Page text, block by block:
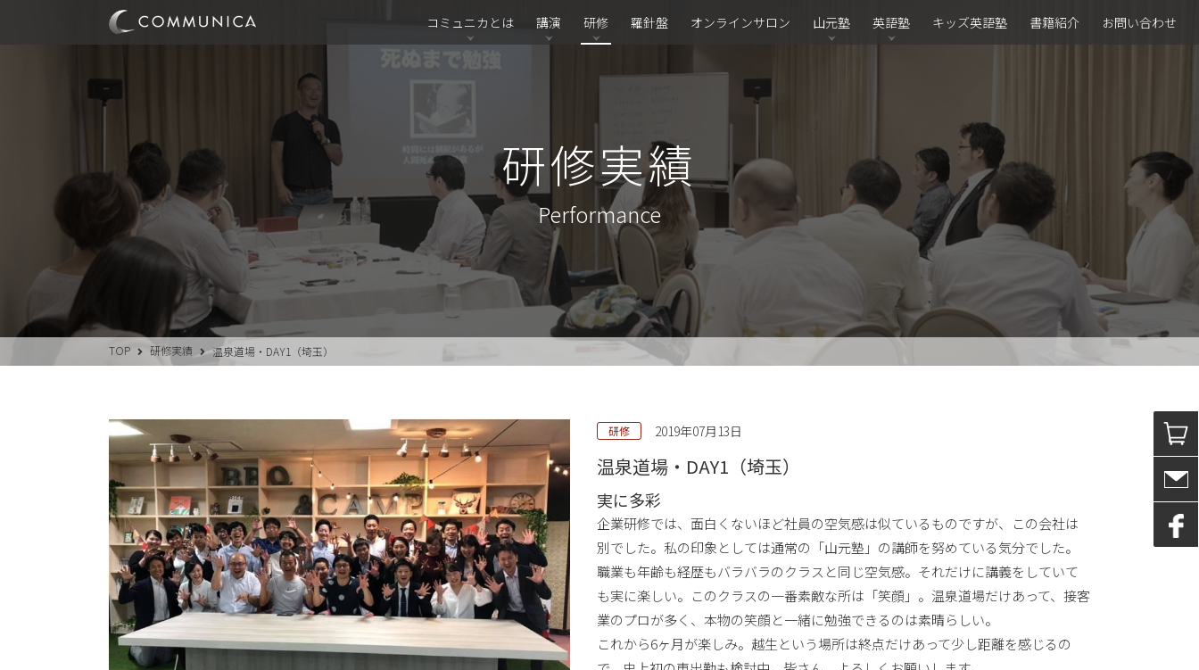
コミュニカとは 講演 研修 羅針盤 オンラインサロン 山元塾 英語塾 キッズ英語塾 書籍紹介 お問い合わせ
研修実績
Performance
TOP 研修実績 温泉道場・DAY1（埼玉）
研修 2019年07月13日
温泉道場・DAY1（埼玉）
実に多彩
企業研修では、面白くないほど社員の空気感は似ているものですが、この会社は
別でした。私の印象としては通常の「山元塾」の講師を努めている気分でした。
職業も年齢も経歴もバラバラのクラスと同じ空気感。それだけに講義をしていて
も実に楽しい。このクラスの一番素敵な所は「笑顔」。温泉道場だけあって、接客
業のプロが多く、本物の笑顔と一緒に勉強できるのは素晴らしい。
これから6ヶ月が楽しみ。越生という場所は終点だけあって少し距離を感じるの